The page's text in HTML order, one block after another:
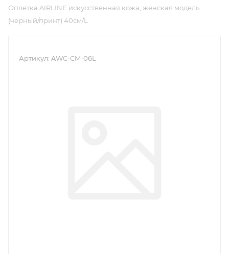
Оплетка AIRLINE искусственная кожа, женская модель
(черный/принт) 40см/L
Артикул: AWC-CM-06L